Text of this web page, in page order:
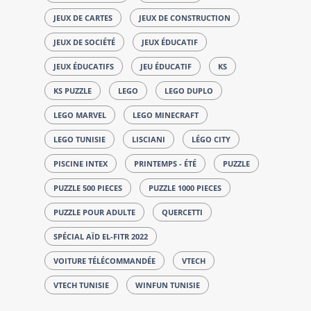
JEUX DE CARTES JEUX DE CONSTRUCTION
JEUX DE SOCIÉTÉ JEUX ÉDUCATIF
JEUX ÉDUCATIFS JEU ÉDUCATIF KS
KS PUZZLE LEGO LEGO DUPLO
LEGO MARVEL LEGO MINECRAFT
LEGO TUNISIE LISCIANI LÉGO CITY
PISCINE INTEX PRINTEMPS - ÉTÉ PUZZLE
PUZZLE 500 PIECES PUZZLE 1000 PIECES
PUZZLE POUR ADULTE QUERCETTI
SPÉCIAL AÏD EL-FITR 2022
VOITURE TÉLÉCOMMANDÉE VTECH
VTECH TUNISIE WINFUN TUNISIE